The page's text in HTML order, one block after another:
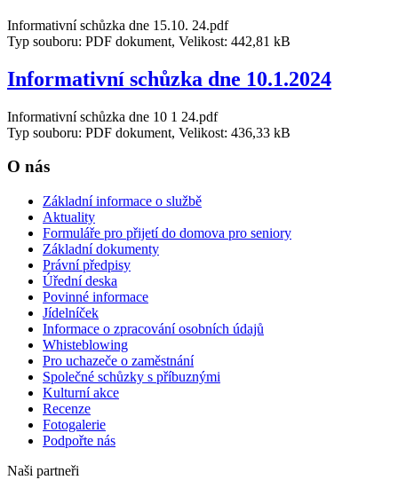
Informativní schůzka dne 15.10. 24.pdf
Typ souboru: PDF dokument, Velikost: 442,81 kB
Informativní schůzka dne 10.1.2024
Informativní schůzka dne 10 1 24.pdf
Typ souboru: PDF dokument, Velikost: 436,33 kB
O nás
Základní informace o službě
Aktuality
Formuláře pro přijetí do domova pro seniory
Základní dokumenty
Právní předpisy
Úřední deska
Povinné informace
Jídelníček
Informace o zpracování osobních údajů
Whisteblowing
Pro uchazeče o zaměstnání
Společné schůzky s příbuznými
Kulturní akce
Recenze
Fotogalerie
Podpořte nás
Naši partneři